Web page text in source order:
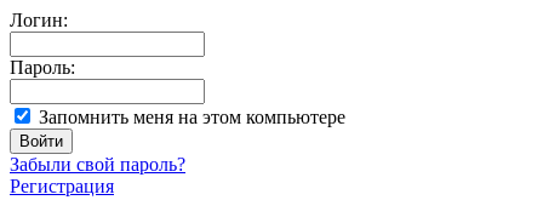
Логин:
Пароль:
Запомнить меня на этом компьютере
Забыли свой пароль?
Регистрация